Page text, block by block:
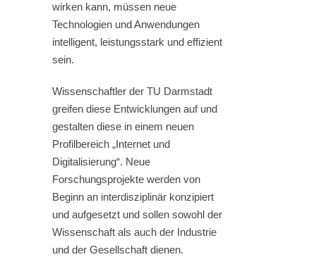
wirken kann, müssen neue
Technologien und Anwendungen
intelligent, leistungsstark und effizient
sein.
Wissenschaftler der TU Darmstadt
greifen diese Entwicklungen auf und
gestalten diese in einem neuen
Profilbereich „Internet und
Digitalisierung“. Neue
Forschungsprojekte werden von
Beginn an interdisziplinär konzipiert
und aufgesetzt und sollen sowohl der
Wissenschaft als auch der Industrie
und der Gesellschaft dienen.